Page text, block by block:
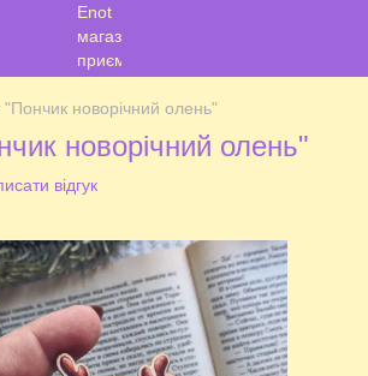
"Пончик новорічний олень"
новорічний олень"
відгук